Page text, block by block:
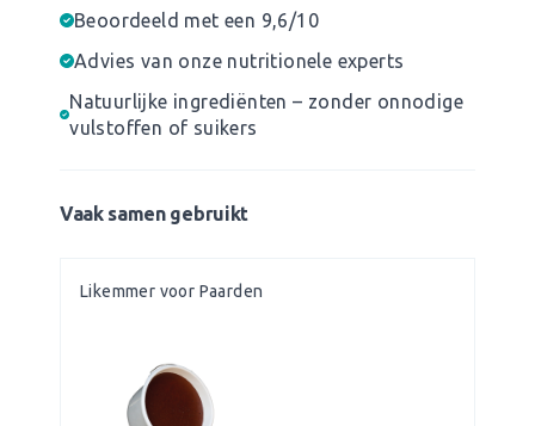
Beoordeeld met een 9,6/10
Advies van onze nutritionele experts
Natuurlijke ingrediënten – zonder onnodige
vulstoffen of suikers
Vaak samen gebruikt
Likemmer voor Paarden